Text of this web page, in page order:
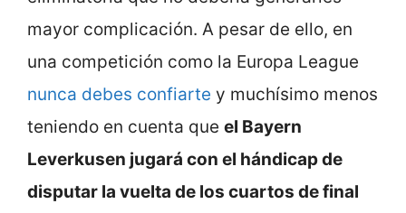
mayor complicación. A pesar de ello, en
una competición como la Europa League
nunca debes confiarte y muchísimo menos
teniendo en cuenta que el Bayern
Leverkusen jugará con el hándicap de
disputar la vuelta de los cuartos de final